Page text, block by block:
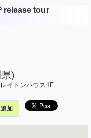
release tour
)
イトンハウス1F
加